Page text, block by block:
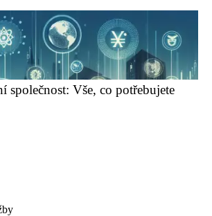
společnost: Vše, co potřebujete